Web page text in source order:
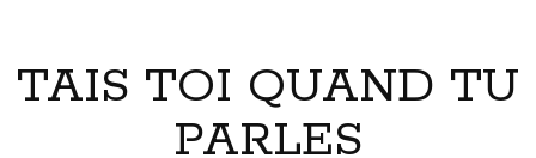
TAIS TOI QUAND TU
PARLES